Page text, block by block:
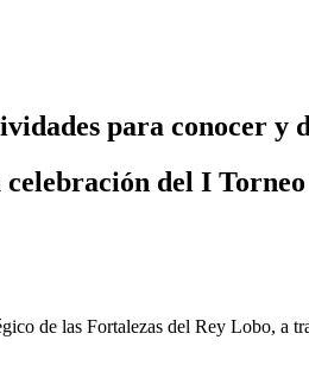
para conocer y
celebración del I
de las Fortalezas del Rey Lobo, a